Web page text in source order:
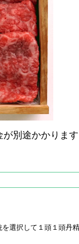
が別途かかります
を選択して１頭１頭丹精